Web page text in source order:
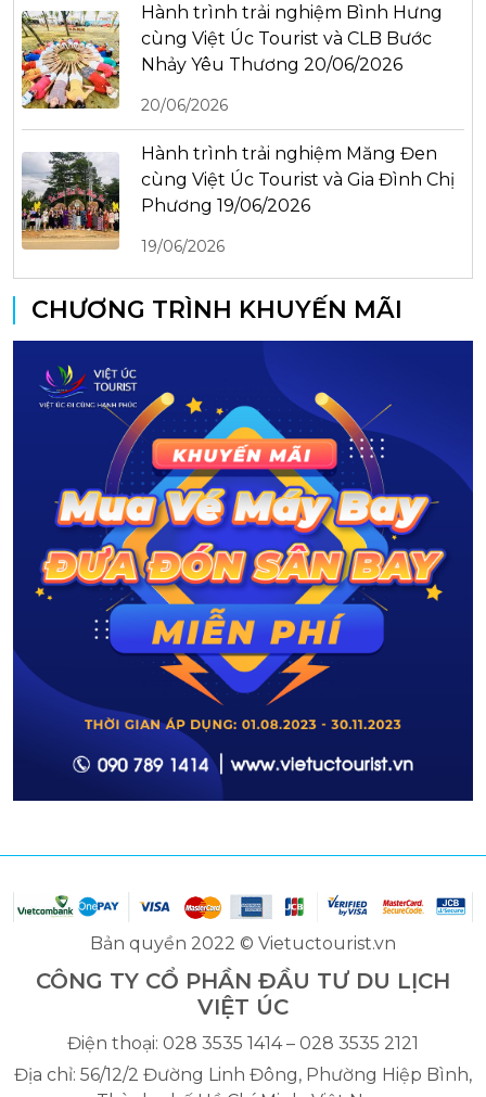
Hành trình trải nghiệm Bình Hưng
cùng Việt Úc Tourist và CLB Bước
Nhảy Yêu Thương 20/06/2026
20/06/2026
Hành trình trải nghiệm Măng Đen
cùng Việt Úc Tourist và Gia Đình Chị
Phương 19/06/2026
19/06/2026
CHƯƠNG TRÌNH KHUYẾN MÃI
Bản quyền 2022 © Vietuctourist.vn
CÔNG TY CỔ PHẦN ĐẦU TƯ DU LỊCH
VIỆT ÚC
Điện thoại: 028 3535 1414 – 028 3535 2121
Địa chỉ: 56/12/2 Đường Linh Đông, Phường Hiệp Bình,